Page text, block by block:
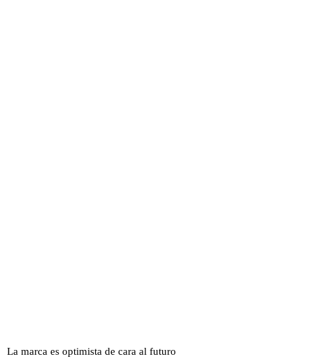
La marca es optimista de cara al futuro